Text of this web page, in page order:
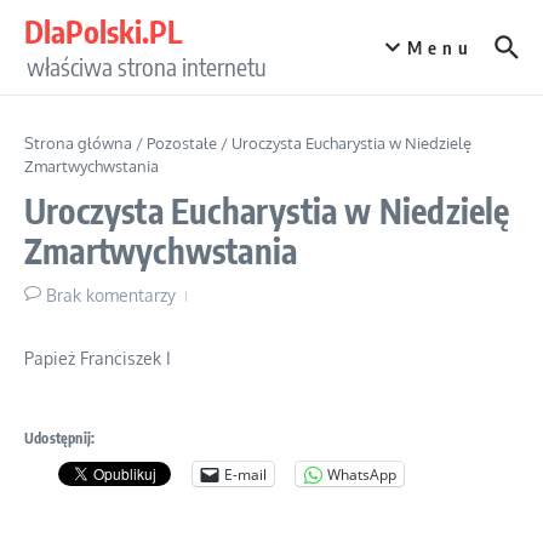
DlaPolski.PL
właściwa strona internetu
Menu
Strona główna / Pozostałe / Uroczysta Eucharystia w Niedzielę
Zmartwychwstania
Uroczysta Eucharystia w Niedzielę
Zmartwychwstania
Brak komentarzy
Papież Franciszek I
Udostępnij:
E-mail WhatsApp